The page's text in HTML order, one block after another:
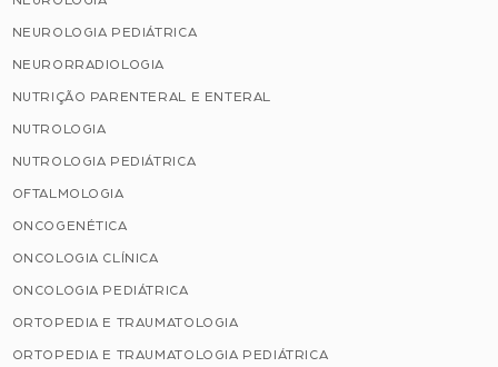
NEUROLOGIA PEDIÁTRICA
NEURORRADIOLOGIA
NUTRIÇÃO PARENTERAL E ENTERAL
NUTROLOGIA
NUTROLOGIA PEDIÁTRICA
OFTALMOLOGIA
ONCOGENÉTICA
ONCOLOGIA CLÍNICA
ONCOLOGIA PEDIÁTRICA
ORTOPEDIA E TRAUMATOLOGIA
ORTOPEDIA E TRAUMATOLOGIA PEDIÁTRICA